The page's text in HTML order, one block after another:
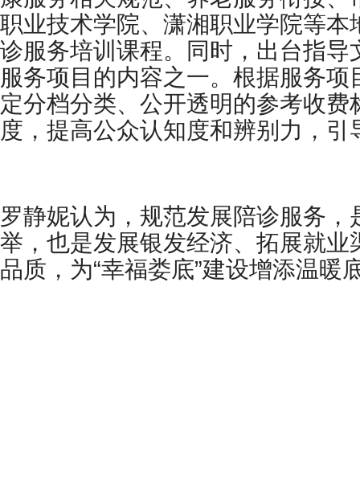
职业技术学院、潇湘职业学院等
诊服务培训课程。同时，出台指
服务项目的内容之一。根据服务
定分档分类、公开透明的参考收
度，提高公众认知度和辨别力，引
罗静妮认为，规范发展陪诊服务
举，也是发展银发经济、拓展就
品质，为“幸福娄底”建设增添温暖